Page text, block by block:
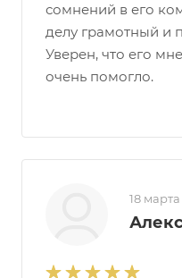
сомнений в его
делу грамотный и
Уверен, что его
очень помогло.
18